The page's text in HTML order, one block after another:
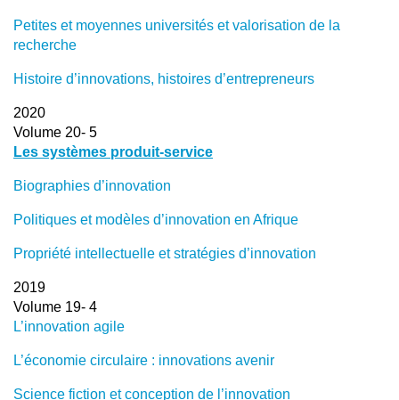
Petites et moyennes universités et valorisation de la
recherche
Histoire d’innovations, histoires d’entrepreneurs
2020
Volume 20- 5
Les systèmes produit-service
Biographies d’innovation
Politiques et modèles d’innovation en Afrique
Propriété intellectuelle et stratégies d’innovation
2019
Volume 19- 4
L’innovation agile
L’économie circulaire : innovations avenir
Science fiction et conception de l’innovation